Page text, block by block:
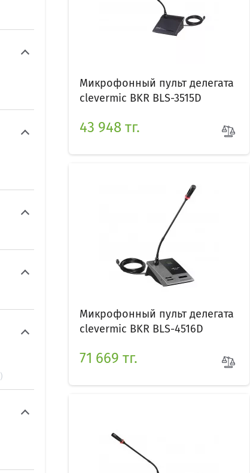
Микрофонный пульт делегата
clevermic BKR BLS-3515D
43 948 тг.
Микрофонный пульт делегата
clevermic BKR BLS-4516D
71 669 тг.